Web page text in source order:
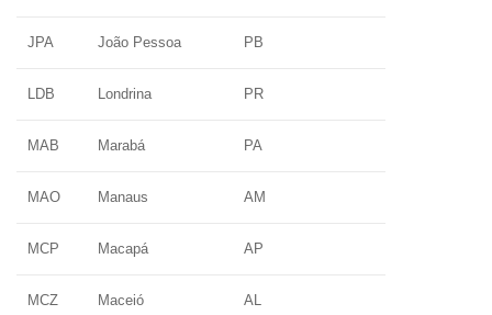
JPA João Pessoa PB
LDB Londrina PR
MAB Marabá PA
MAO Manaus AM
MCP Macapá AP
MCZ Maceió AL